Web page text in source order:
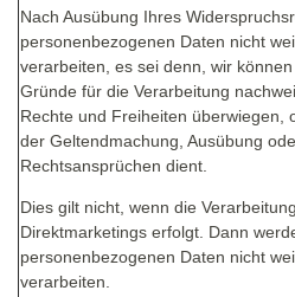
Nach Ausübung Ihres
personenbezogenen Daten nicht
verarbeiten, es sei denn, wir
Gründe für die Verarbeitung
Rechte und Freiheiten überwiegen,
der Geltendmachung, Ausübung
Rechtsansprüchen dient.
Dies gilt nicht, wenn die
Direktmarketings erfolgt. Dann
personenbezogenen Daten nicht
verarbeiten.